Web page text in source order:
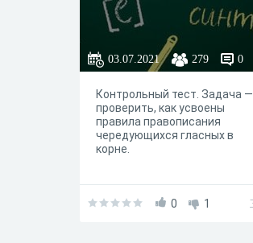
03.07.2021 279 0
Контрольный тест. Задача —
проверить, как усвоены
правила правописания
чередующихся гласных в
корне.
0 1